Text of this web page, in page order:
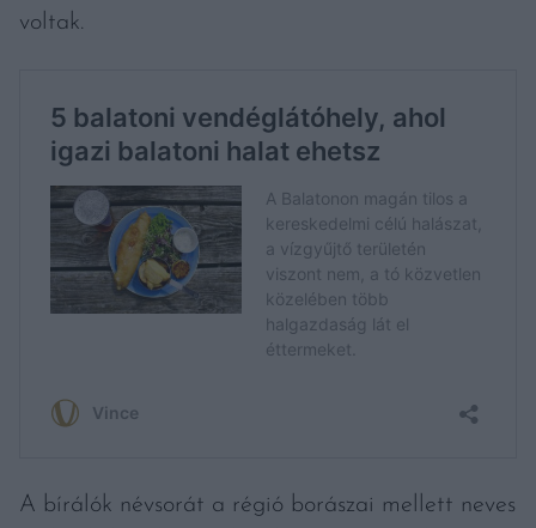
voltak.
A bírálók névsorát a régió borászai mellett neves